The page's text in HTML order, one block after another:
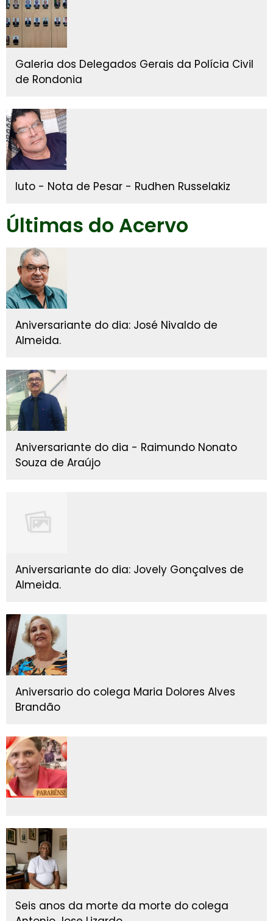
Galeria dos Delegados Gerais da Polícia Civil
de Rondonia
luto - Nota de Pesar - Rudhen Russelakiz
Últimas do Acervo
Aniversariante do dia: José Nivaldo de
Almeida.
Aniversariante do dia - Raimundo Nonato
Souza de Araújo
Aniversariante do dia: Jovely Gonçalves de
Almeida.
Aniversario do colega Maria Dolores Alves
Brandão
Seis anos da morte da morte do colega